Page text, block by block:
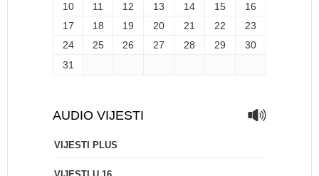
10
11 12 13 14 15
16
17
18 19 20 21 22
23
24
25 26 27 28 29
30
31
AUDIO VIJESTI
VIJESTI PLUS